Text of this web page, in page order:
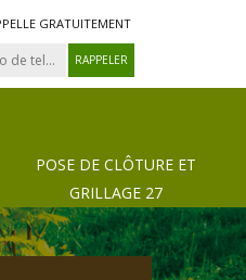
GRATUITEMENT
POSE DE CLÔTURE ET
GRILLAGE 27